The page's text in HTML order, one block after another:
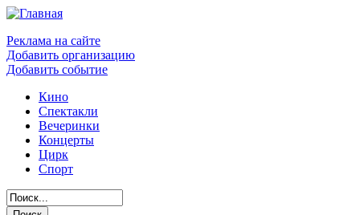
Реклама на сайте
Добавить организацию
Добавить событие
Кино
Спектакли
Вечеринки
Концерты
Цирк
Спорт